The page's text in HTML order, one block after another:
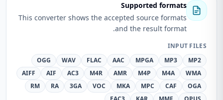
Supported formats
This converter shows the accepted source formats
and the result format.
INPUT FILES
MP2
MP3
MPGA
AAC
FLAC
WAV
OGG
WMA
M4A
M4P
AMR
M4R
AC3
AIF
AIFF
OGA
CAF
MPC
MKA
VOC
3GA
RA
RM